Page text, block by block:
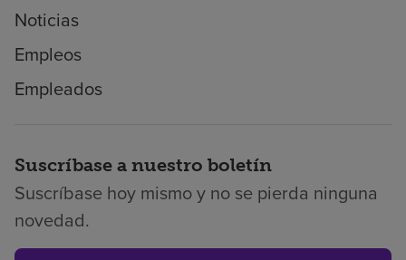
Noticias
Empleos
Empleados
Suscríbase a nuestro boletín
Suscríbase hoy mismo y no se pierda ninguna
novedad.